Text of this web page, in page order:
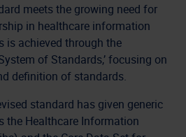
meets the growing need for
in healthcare information
is achieved through the
of Standards,’ focusing on
definition of standards.
standard has given generic
the Healthcare Information